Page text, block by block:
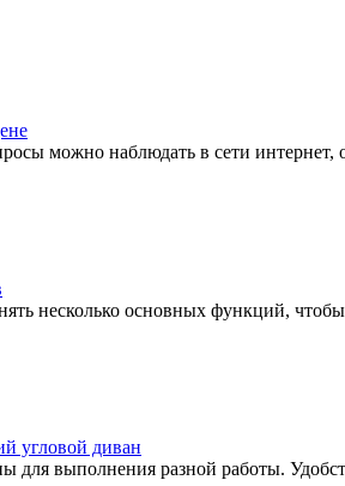
можно наблюдать в сети интернет,
несколько основных функций,
угловой диван
для выполнения разной работы.